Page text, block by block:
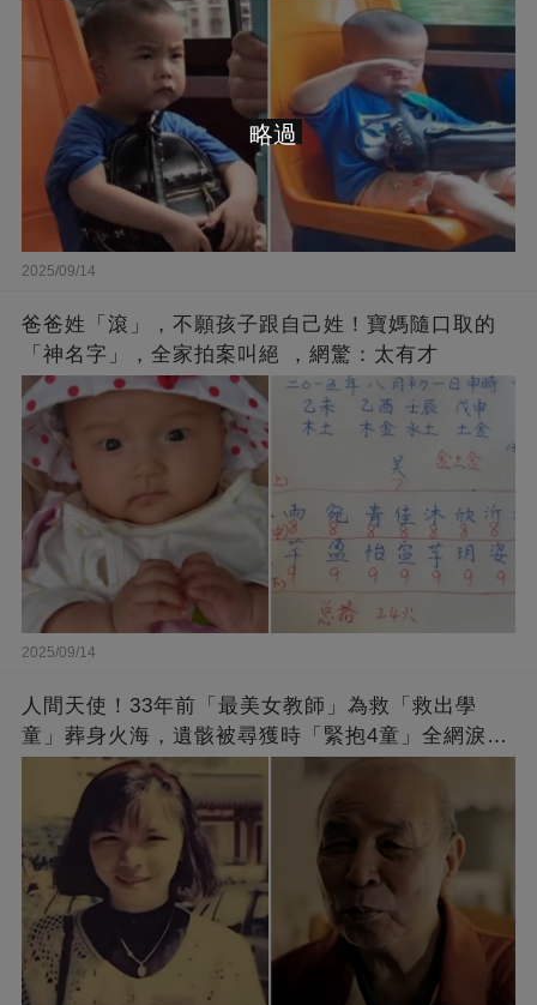
2025/09/14
爸爸姓「滾」，不願孩子跟自己姓！寶媽隨口取的
「神名字」，全家拍案叫絕 ，網驚：太有才
2025/09/14
人間天使！33年前「最美女教師」為救「救出學
童」葬身火海，遺骸被尋獲時「緊抱4童」全網淚
崩：真正的英雄不該被遺忘
略過